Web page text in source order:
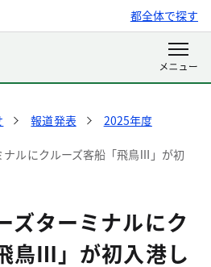
都全体で探す
報道発表
2025年度
ナルにクルーズ客船「飛鳥Ⅲ」が初
ズターミナルにク
鳥Ⅲ」が初入港し